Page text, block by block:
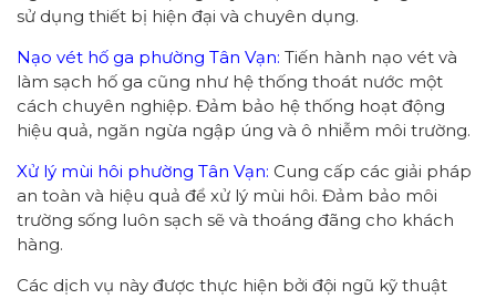
sử dụng thiết bị hiện đại và chuyên dụng.
Nạo vét hố ga phường Tân Vạn: Tiến hành nạo vét và
làm sạch hố ga cũng như hệ thống thoát nước một
cách chuyên nghiệp. Đảm bảo hệ thống hoạt động
hiệu quả, ngăn ngừa ngập úng và ô nhiễm môi trường.
Xử lý mùi hôi phường Tân Vạn: Cung cấp các giải pháp
an toàn và hiệu quả để xử lý mùi hôi. Đảm bảo môi
trường sống luôn sạch sẽ và thoáng đãng cho khách
hàng.
Các dịch vụ này được thực hiện bởi đội ngũ kỹ thuật